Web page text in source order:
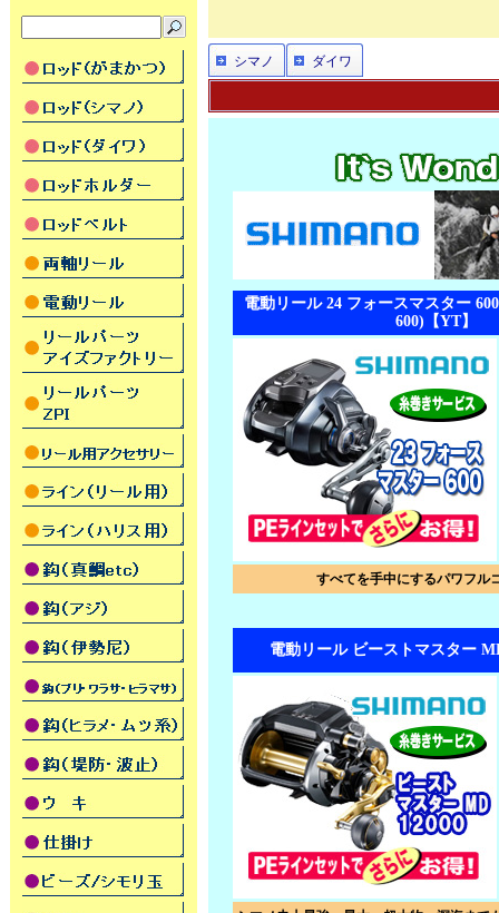
シマノ ダイワ
電動リール 24 フォースマスター
600)【YT】
すべてを手中にするパワフル
電動リール ビーストマスター